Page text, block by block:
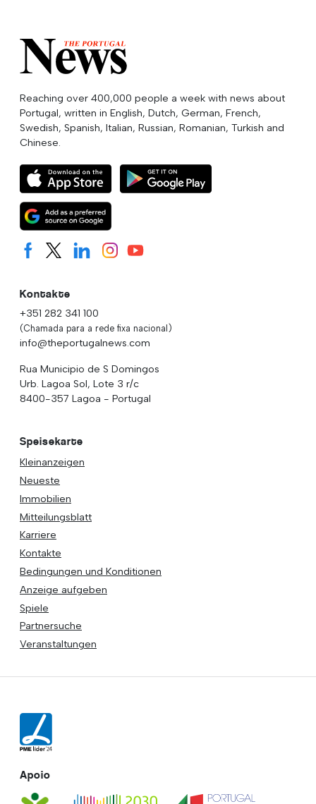
Reaching over 400,000 people a week with news about
Portugal, written in English, Dutch, German, French,
Swedish, Spanish, Italian, Russian, Romanian, Turkish and
Chinese.
Kontakte
+351 282 341 100
(Chamada para a rede fixa nacional)
info@theportugalnews.com
Rua Municipio de S Domingos
Urb. Lagoa Sol, Lote 3 r/c
8400-357 Lagoa - Portugal
Speisekarte
Kleinanzeigen
Neueste
Immobilien
Mitteilungsblatt
Karriere
Kontakte
Bedingungen und Konditionen
Anzeige aufgeben
Spiele
Partnersuche
Veranstaltungen
Apoio